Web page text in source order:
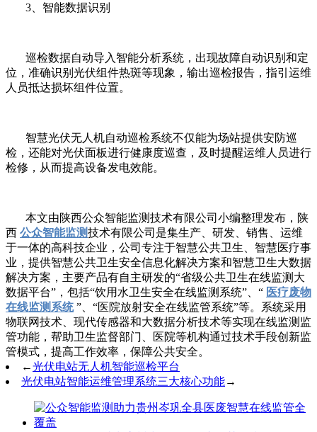
3、智能数据识别
巡检数据自动导入智能分析系统，出现故障自动识别和定
位，准确识别光伏组件热斑等现象，输出巡检报告，指引运维
人员抵达损坏组件位置。
智慧光伏无人机自动巡检系统不仅能为场站提供安防巡
检，还能对光伏面板进行健康度巡查，及时提醒运维人员进行
检修，从而提高设备发电效能。
本文由陕西公众智能监测技术有限公司小编整理发布，陕
西 公众智能监测技术有限公司是集生产、研发、销售、运维
于一体的高科技企业，公司专注于智慧公共卫生、智慧医疗事
业，提供智慧公共卫生安全信息化解决方案和智慧卫生大数据
解决方案，主要产品有自主研发的“省级公共卫生在线监测大
数据平台”，包括“饮用水卫生安全在线监测系统”、“ 医疗废物
在线监测系统 ”、“医院放射安全在线监管系统”等。系统采用
物联网技术、现代传感器和大数据分析技术等实现在线监测监
管功能，帮助卫生监督部门、医院等机构通过技术手段创新监
管模式，提高工作效率，保障公共安全。
←光伏电站无人机智能巡检平台
光伏电站智能运维管理系统三大核心功能→